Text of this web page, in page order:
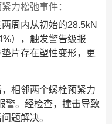
力松弛事件：
周内从初始的28.5kN
），触发警告级报
片存在塑性变形，更
相邻两个螺栓预紧力
警。经检查，撞击导致
题解决。